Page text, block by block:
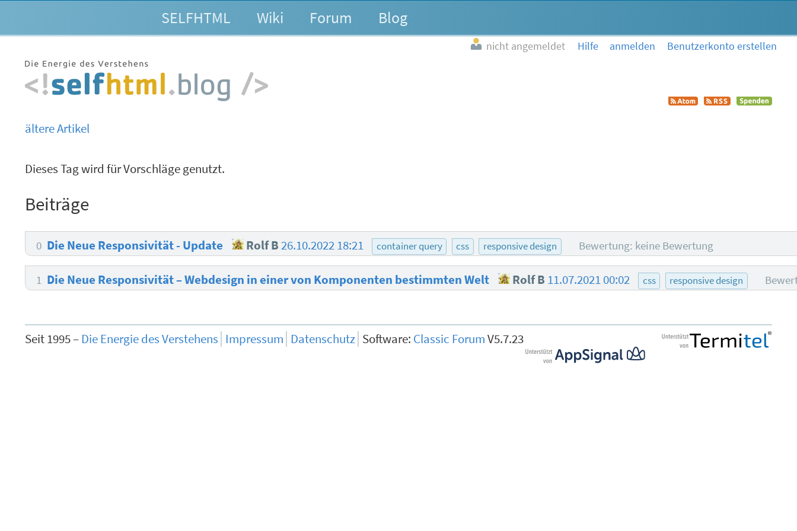
SELFHTML Wiki Forum Blog
nicht angemeldet Hilfe anmelden Benutzerkonto erstellen
ältere Artikel
Dieses Tag wird für Vorschläge genutzt.
Beiträge
0 Die Neue Responsivität - Update Rolf B26.10.2022 18:21 container query css responsive design Bewertung: keine Bewertung
1 Die Neue Responsivität – Webdesign in einer von Komponenten bestimmten Welt Rolf B 11.07.2021 00:02 css responsive design
Seit 1995 – Die Energie des Verstehens Impressum Datenschutz Software: Classic ForumV5.7.23